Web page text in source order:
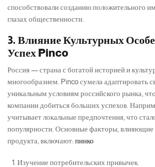
способствовали созданию положительного
глазах общественности.
3. Влияние Культурных
Успех Pinco
Россия — страна с богатой историей и
многообразием. Pinco сумела адаптировать
уникальным условиям российского рынка,
компании добиться больших успехов.
учитывает локальные предпочтения, что
популярности. Основные факторы, влияющие
продукта, включают: пинко
Изучение потребительских привычек.